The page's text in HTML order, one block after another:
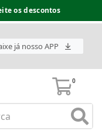
os descontos
já nosso APP
0